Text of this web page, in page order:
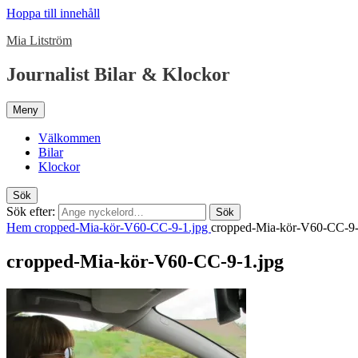
Hoppa till innehåll
Mia Litström
Journalist Bilar & Klockor
Meny
Välkommen
Bilar
Klockor
Sök
Sök efter: Sök
Hem cropped-Mia-kör-V60-CC-9-1.jpg cropped-Mia-kör-V60-CC-
cropped-Mia-kör-V60-CC-9-1.jpg